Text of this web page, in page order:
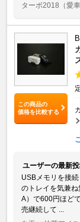
ターボ2018 （愛
この商品の
価格を比較する
ユーザーの最新
USBメモリを接
のトレイを気兼
A）で600円ほど
売継続して ...